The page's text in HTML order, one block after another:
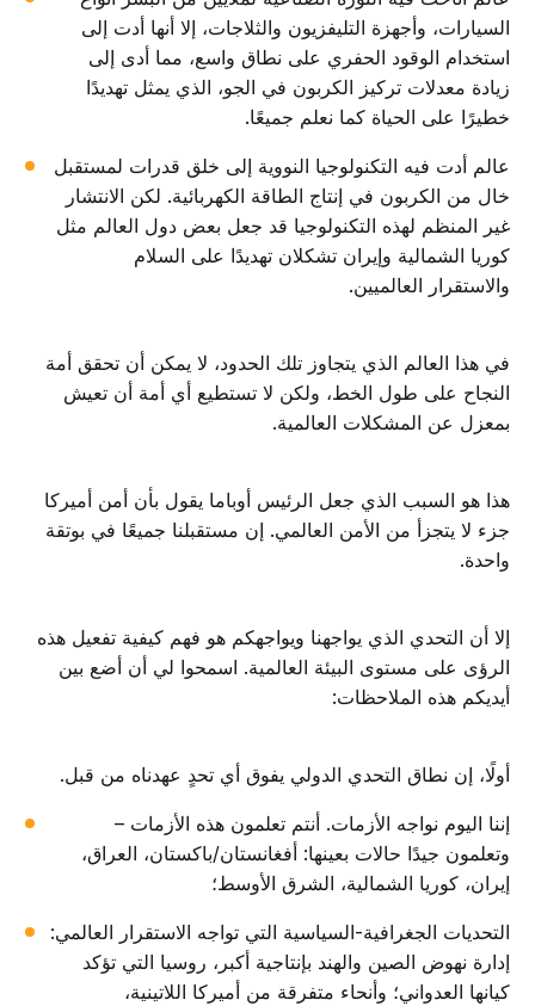
السيارات، وأجهزة التليفزيون والثلاجات، إلا أنها أدت إلى
استخدام الوقود الحفري على نطاق واسع، مما أدى إلى
زيادة معدلات تركيز الكربون في الجو، الذي يمثل تهديدًا
خطيرًا على الحياة كما نعلم جميعًا.
عالم أدت فيه التكنولوجيا النووية إلى خلق قدرات لمستقبل
خال من الكربون في إنتاج الطاقة الكهربائية. لكن الانتشار
غير المنظم لهذه التكنولوجيا قد جعل بعض دول العالم مثل
كوريا الشمالية وإيران تشكلان تهديدًا على السلام
والاستقرار العالميين.
في هذا العالم الذي يتجاوز تلك الحدود، لا يمكن أن تحقق أمة
النجاح على طول الخط، ولكن لا تستطيع أي أمة أن تعيش
بمعزل عن المشكلات العالمية.
هذا هو السبب الذي جعل الرئيس أوباما يقول بأن أمن أميركا
جزء لا يتجزأ من الأمن العالمي. إن مستقبلنا جميعًا في بوتقة
واحدة.
إلا أن التحدي الذي يواجهنا ويواجهكم هو فهم كيفية تفعيل هذه
الرؤى على مستوى البيئة العالمية. اسمحوا لي أن أضع بين
أيديكم هذه الملاحظات:
أولًا، إن نطاق التحدي الدولي يفوق أي تحدٍ عهدناه من قبل.
إننا اليوم نواجه الأزمات. أنتم تعلمون هذه الأزمات –
وتعلمون جيدًا حالات بعينها: أفغانستان/باكستان، العراق،
إيران، كوريا الشمالية، الشرق الأوسط؛
التحديات الجغرافية-السياسية التي تواجه الاستقرار العالمي:
إدارة نهوض الصين والهند بإنتاجية أكبر، روسيا التي تؤكد
كيانها العدواني؛ وأنحاء متفرقة من أميركا اللاتينية،